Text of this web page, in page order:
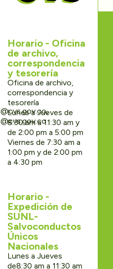
Horario - Oficina
de archivo,
correspondencia
y tesorería
Oficina de archivo,
correspondencia y
tesorería
Lunes a Jueves de
8:30 am a 11:30 am y
de 2:00 pm a 5:00 pm
Viernes de 7:30 am a
1:00 pm y de 2:00 pm
a 4:30 pm
Horario -
Expedición de
SUNL-
Salvoconductos
Únicos
Nacionales
Lunes a Jueves
de8:30 am a 11:30 am